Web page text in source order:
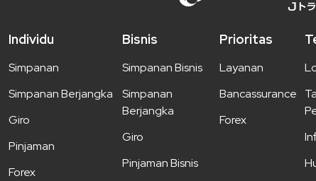
Individu
Simpanan
Simpanan Berjangka
Giro
Pinjaman
Forex
Bisnis
Simpanan Bisnis
Simpanan
Berjangka
Giro
Pinjaman Bisnis
Prioritas
Layanan
Bancassurance
Forex